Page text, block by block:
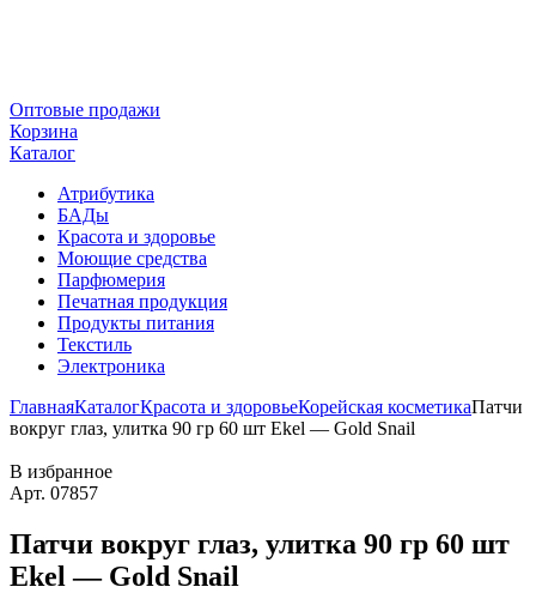
Оптовые продажи
Корзина
Каталог
Атрибутика
БАДы
Красота и здоровье
Моющие средства
Парфюмерия
Печатная продукция
Продукты питания
Текстиль
Электроника
ГлавнаяКаталогКрасота и здоровьеКорейская косметикаПатчи
вокруг глаз, улитка 90 гр 60 шт Ekel — Gold Snail
В избранное
Арт. 07857
Патчи вокруг глаз, улитка 90 гр 60 шт
Ekel — Gold Snail